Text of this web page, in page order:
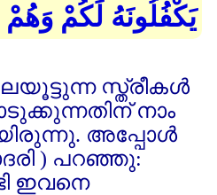
يَكْفُلُونَهُ لَكُمْ
സ്ത്രീകള്‍
നാം
അപ്പോള്‍
) പറഞ്ഞു:
ഇവനെ